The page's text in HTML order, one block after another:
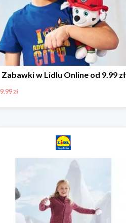
Zabawki w Lidlu Online od 9.99 zł
9.99 zł